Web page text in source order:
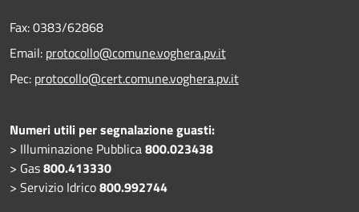
Fax:0383/62868
Email: protocollo@comune.voghera.pv.it
Pec: protocollo@cert.comune.voghera.pv.it
Numeri utili per segnalazione guasti:
> Illuminazione Pubblica800.023438
> Gas800.413330
> Servizio Idrico800.992744